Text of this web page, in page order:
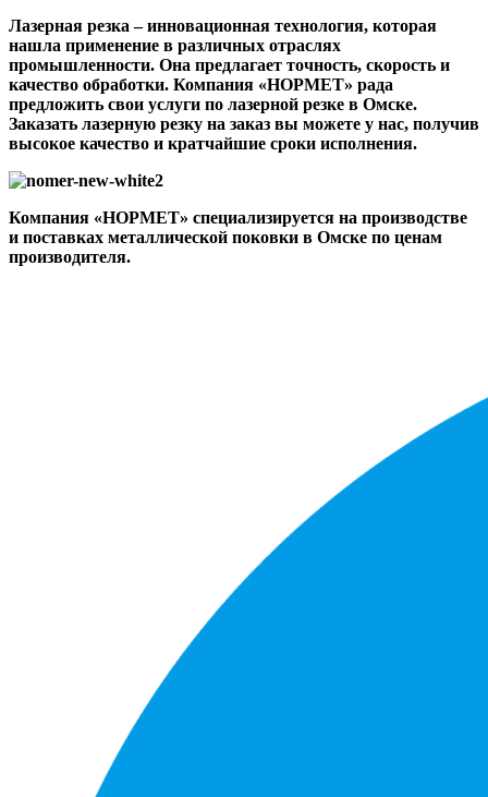
Лазерная резка – инновационная технология, которая
нашла применение в различных отраслях
промышленности. Она предлагает точность, скорость и
качество обработки. Компания «НОРМЕТ» рада
предложить свои услуги по лазерной резке в Омске.
Заказать лазерную резку на заказ вы можете у нас, получив
высокое качество и кратчайшие сроки исполнения.
Компания «НОРМЕТ» специализируется на производстве
и поставках металлической поковки в Омске по ценам
производителя.